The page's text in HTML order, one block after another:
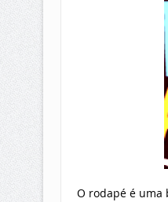
O rodapé é uma